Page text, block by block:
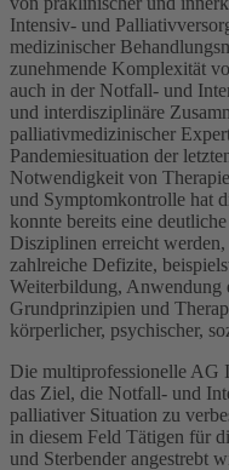
Intensiv- und
medizinischer
zunehmende Komplexität
auch in der Notfall- und
und interdisziplinäre
palliativmedizinischer
Pandemiesituation der
Notwendigkeit von
und Symptomkontrolle hat
konnte bereits eine
Disziplinen erreicht werden,
zahlreiche Defizite,
Weiterbildung, Anwendung
Grundprinzipien und
körperlicher, psychischer,
Die multiprofessionelle AG
das Ziel, die Notfall- und
palliativer Situation zu
in diesem Feld Tätigen für
und Sterbender angestrebt